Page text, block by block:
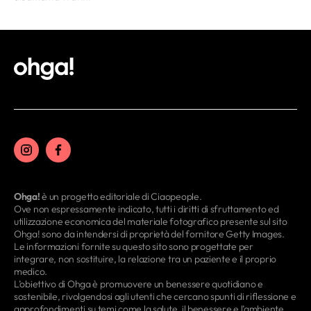
Ohga!è un progetto editoriale di Ciaopeople.
Ove non espressamente indicato, tutti i diritti di sfruttamento ed
utilizzazione economica del materiale fotografico presente sul sito
Ohga! sono da intendersi di proprietà del fornitore Getty Images.
Le informazioni fornite su questo sito sono progettate per
integrare, non sostituire, la relazione tra un paziente e il proprio
medico.
L’obiettivo di Ohga è promuovere un benessere quotidiano e
sostenibile, rivolgendosi agli utenti che cercano spunti di riflessione e